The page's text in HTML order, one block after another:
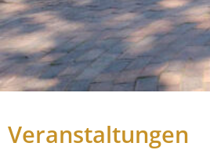
Veranstaltungen